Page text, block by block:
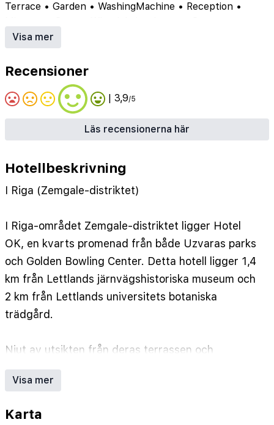
Terrace • Garden • WashingMachine • Reception •
NumberOfCafes
Ingentillgnglighetsanpassadtransfer
Klinkergolviallmnnautrymmen
Tillgngtillinternettrdls
Visa mer
Recensioner
| 3,9/5
Läs recensionerna här
Hotellbeskrivning
I Riga (Zemgale-distriktet)
I Riga-området Zemgale-distriktet ligger Hotel
OK, en kvarts promenad från både Uzvaras parks
och Golden Bowling Center. Detta hotell ligger 1,4
km från Lettlands järnvägshistoriska museum och
2 km från Lettlands universitets botaniska
trädgård.
Njut av utsikten från deras terrassen och
trädgården, och dra nytta av deras gratis wi-fi.
(öppen dygnet runt), bagageförvaring och
Visa mer
Karta